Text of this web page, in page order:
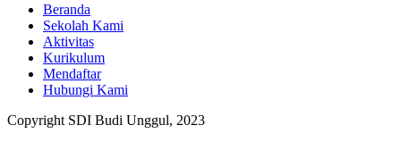
Beranda
Sekolah Kami
Aktivitas
Kurikulum
Mendaftar
Hubungi Kami
Copyright SDI Budi Unggul, 2023